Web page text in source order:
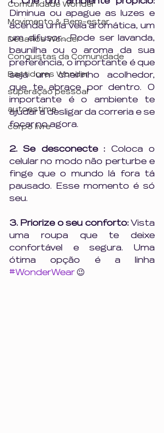
Comunidade Wonder
Movimento & Bem-estar
Desafios Wonder
Conquistas da Comunidade
Bastidores Wonder
superação pessoal
autoestima
corpo livre
Diminua ou apague as luzes e
acenda uma vela aromática, um
um difusor... Pode ser lavanda,
baunilha ou o aroma da sua
preferência, o importante é que
seja um cheirinho acolhedor,
que te abrace por dentro. O
importante é o ambiente te
ajudar a desligar da correria e se
focar no agora.
2. Se desconecte : Coloca o
celular no modo não perturbe e
finge que o mundo lá fora tá
pausado. Esse momento é só
seu.
3. Priorize o seu conforto: Vista
uma roupa que te deixe
confortável e segura. Uma
#WonderWear 😉